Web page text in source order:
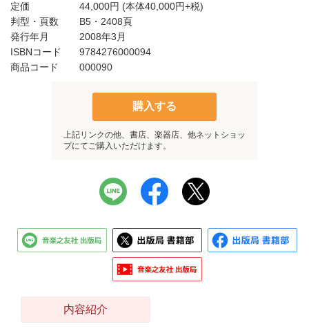
定価 44,000円 (本体40,000円+税)
判型・頁数
B5・2408頁
発行年月
2008年3月
ISBNコード
9784276000094
商品コード
000090
購入する
上記リンクの他、書店、楽器店、他ネットショッ
プにてご購入いただけます。
内容紹介